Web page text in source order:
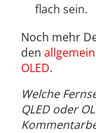
flach sein.
Noch mehr
den
OLED.
Welche
QLED oder